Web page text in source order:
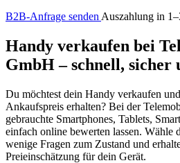
B2B-Anfrage senden Auszahlung in
Handy verkaufen bei
GmbH – schnell, sicher
Du möchtest dein Handy verkaufen
Ankaufspreis erhalten? Bei der
gebrauchte Smartphones, Tablets,
einfach online bewerten lassen. Wähle
wenige Fragen zum Zustand und
Preieinschätzung für dein Gerät.